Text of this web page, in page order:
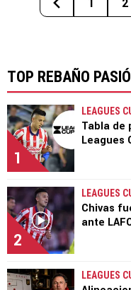
TOP REBAÑO
1
LEAGUES
Tabla de
Leagues
2
LEAGUES
Chivas
ante
LEAGUES